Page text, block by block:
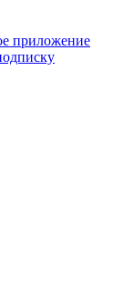
приложение